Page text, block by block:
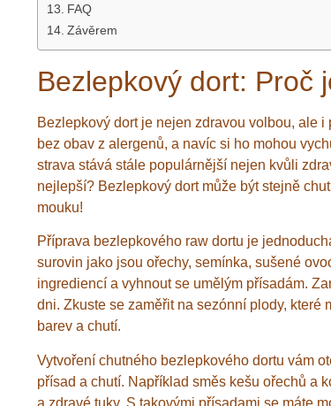
FAQ
Závěrem
Bezlepkový dort: Proč
Bezlepkový dort je nejen zdravou volbou, ale
bez obav z alergenů, a navíc si ho mohou
strava stává stále populárnější nejen kvůli
nejlepší? Bezlepkový dort může být stejně
mouku!
Příprava bezlepkového raw dortu je
surovin jako jsou ořechy, semínka, sušené
ingrediencí a vyhnout se umělým přísadám.
dni. Zkuste se zaměřit na sezónní plody, které
barev a chutí.
Vytvoření chutného bezlepkového dortu vám
přísad a chutí. Například směs kešu ořechů a
a zdravé tuky. S takovými přísadami se máte